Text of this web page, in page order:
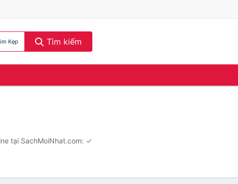
Kẹp Tìm kiếm
tại SachMoiNhat.com: ✓